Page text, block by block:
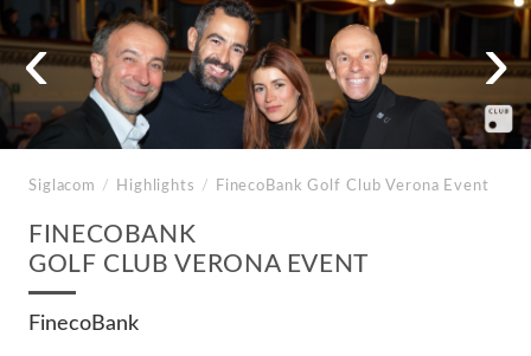
HIGHLIGHTS
PROJECTS
SIGLACOM
‹ ›
Siglacom / Highlights / FinecoBank Golf Club Verona Event
FINECOBANK
GOLF CLUB VERONA EVENT
FinecoBank